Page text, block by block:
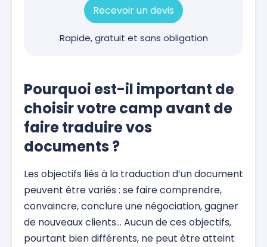
Recevoir un devis
Rapide, gratuit et sans obligation
Pourquoi est-il important de
choisir votre camp avant de
faire traduire vos
documents ?
Les objectifs liés à la traduction d’un document
peuvent être variés : se faire comprendre,
convaincre, conclure une négociation, gagner
de nouveaux clients… Aucun de ces objectifs,
pourtant bien différents, ne peut être atteint